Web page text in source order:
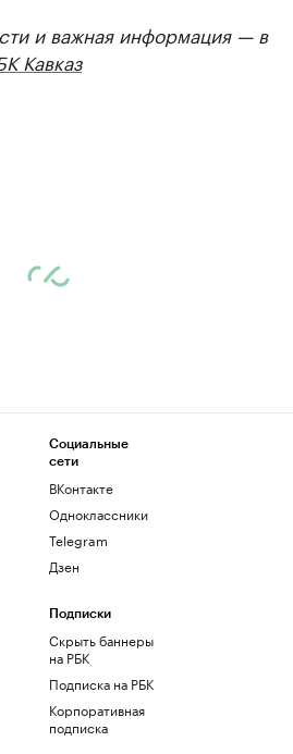
и важная информация — в
Кавказ
Социальные
сети
ВКонтакте
Одноклассники
Telegram
Дзен
Подписки
Скрыть баннеры
на РБК
Подписка на РБК
Корпоративная
подписка